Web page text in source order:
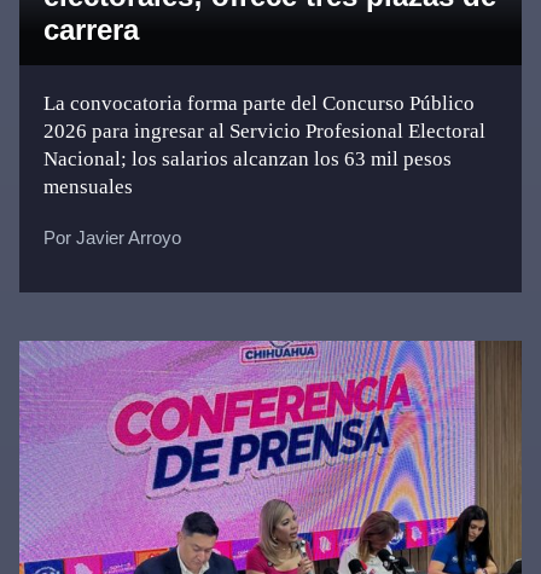
carrera
La convocatoria forma parte del Concurso Público
2026 para ingresar al Servicio Profesional Electoral
Nacional; los salarios alcanzan los 63 mil pesos
mensuales
Por Javier Arroyo